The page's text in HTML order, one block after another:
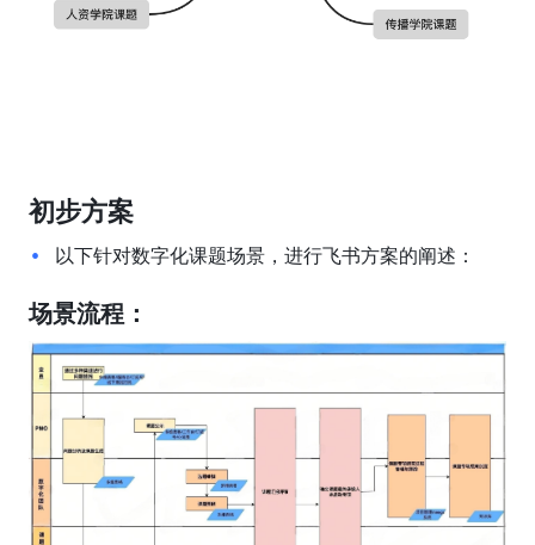
初步方案
以下针对数字化课题场景，进行飞书方案的阐述：
场景流程：